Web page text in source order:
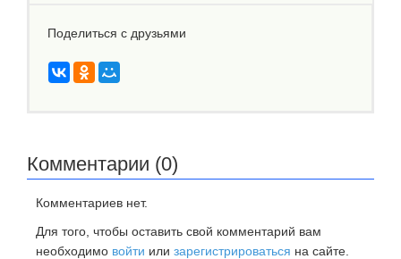
Поделиться с друзьями
Комментарии (0)
Комментариев нет.
Для того, чтобы оставить свой комментарий вам
необходимо войти или зарегистрироваться на сайте.